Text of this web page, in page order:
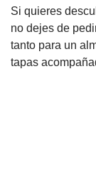
Si quieres
no dejes de
tanto para un
tapas